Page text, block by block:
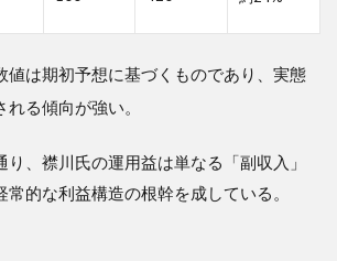
は期初予想に基づくものであり、実態
れる傾向が強い。
り、襟川氏の運用益は単なる「副収入」
的な利益構造の根幹を成している。